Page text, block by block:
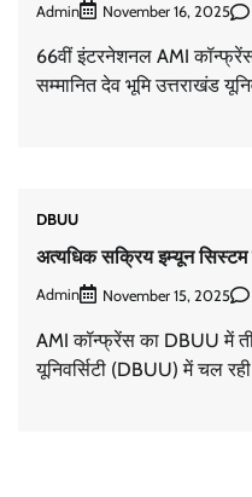
Admin November 16, 2025
66वीं इंटरनेशनल AMI कॉन्फ्रेंस
सम्मानित देव भूमि उत्तराखंड
DBUU
अत्यधिक सक्रिय इम्यून
Admin November 15, 2025
AMI कॉन्फ्रेंस का DBUU में
यूनिवर्सिटी (DBUU) में चल